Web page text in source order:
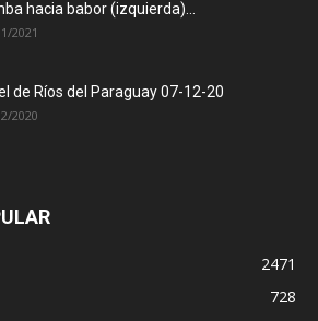
hacia babor (izquierda)...
2021
de Ríos del Paraguay 07-12-20
2020
2471
728